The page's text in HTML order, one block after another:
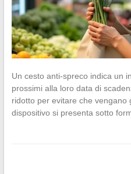
Un cesto anti-spreco indica un
prossimi alla loro data di
ridotto per evitare che vengano
dispositivo si presenta sotto